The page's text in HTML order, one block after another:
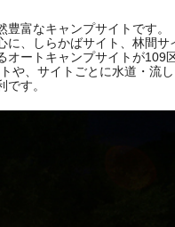
富なキャンプサイトです。
に、しらかばサイト、林間サ
オートキャンプサイトが109
や、サイトごとに水道・流
す。